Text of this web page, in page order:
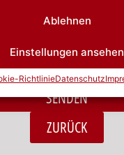
Ablehnen
Einstellungen ansehen
RichtlinieDatenschutz
Datenschutzerklärung
SENDEN
ZURÜCK